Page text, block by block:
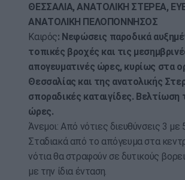
ΘΕΣΣΑΛΙΑ, ΑΝΑΤΟΛΙΚΗ ΣΤΕΡΕΑ,
ΑΝΑΤΟΛΙΚΗ ΠΕΛΟΠΟΝΝΗΣΟΣ
Καιρός: Νεφώσεις παροδικά
τοπικές βροχές και τις
απογευματινές ώρες, κυρίως στα
Θεσσαλίας και της ανατολικής
σποραδικές καταιγίδες. Βελτίωση
ώρες.
Άνεμοι: Από νότιες διευθύνσεις 3
Σταδιακά από το απόγευμα στα
νότια θα στραφούν σε δυτικούς
με την ίδια ένταση.